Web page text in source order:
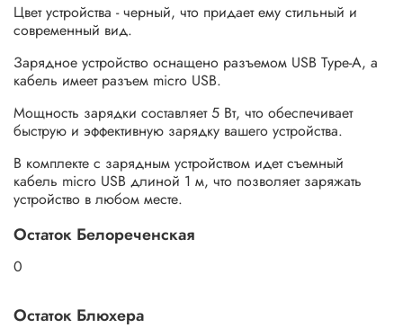
Цвет устройства - черный, что придает ему стильный и
современный вид.
Зарядное устройство оснащено разъемом USB Type-A, а
кабель имеет разъем micro USB.
Мощность зарядки составляет 5 Вт, что обеспечивает
быструю и эффективную зарядку вашего устройства.
В комплекте с зарядным устройством идет съемный
кабель micro USB длиной 1 м, что позволяет заряжать
устройство в любом месте.
Остаток Белореченская
0
Остаток Блюхера